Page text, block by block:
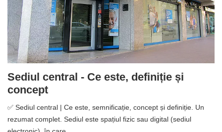
Sediul central - Ce este, definiție și
concept
✅ Sediul central | Ce este, semnificație, concept și definiție. Un
rezumat complet. Sediul este spațiul fizic sau digital (sediul